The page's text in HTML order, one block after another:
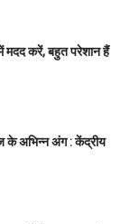
मदद करें, बहुत परेशान हैं
के अभिन्न अंग : केंद्रीय